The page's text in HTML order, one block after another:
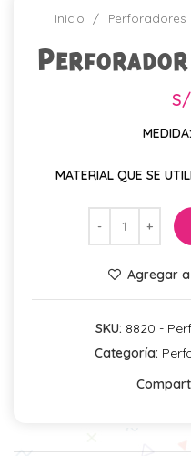
Inicio Perforadores
S/
MEDIDA:
MATERIAL QUE SE
Agregar
SKU: 8820 -
Categoría: